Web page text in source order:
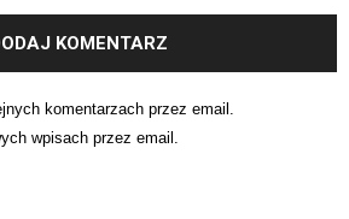
komentarzach przez email.
wpisach przez email.